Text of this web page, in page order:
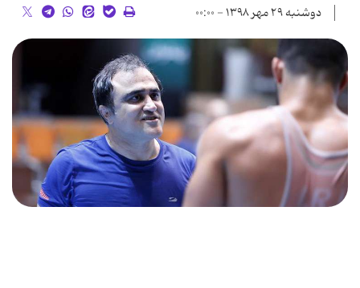
دوشنبه ۲۹ مهر ۱۳۹۸ - ۰۰:۰۰